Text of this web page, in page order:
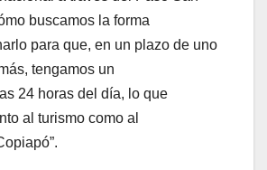
buscamos la forma
para que, en un plazo de uno
tengamos un
24 horas del día, lo que
al turismo como al